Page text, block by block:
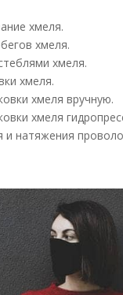
хмеля.
хмеля.
хмеля.
хмеля.
хмеля вручную.
хмеля
и натяжения